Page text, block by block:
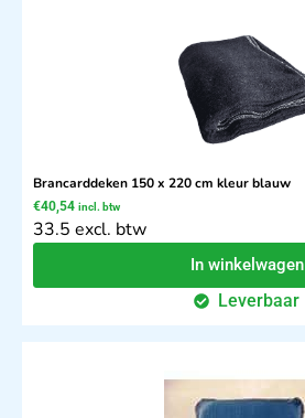
Brancarddeken 150 x 220 cm kleur blauw
€40,54 incl. btw
33.5 excl. btw
In winkelwagen
Leverbaar